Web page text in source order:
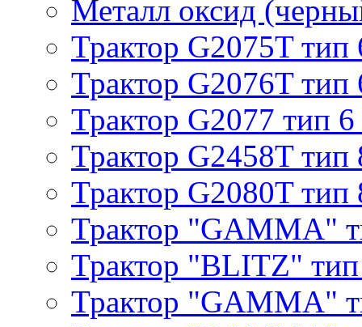
Металл оксид
Трактор G2075T тип
Трактор G2076T тип
Трактор G2077 тип 6
Трактор G2458T тип
Трактор G2080T тип
Трактор "GAMMA"
Трактор "BLITZ"
Трактор "GAMMA"